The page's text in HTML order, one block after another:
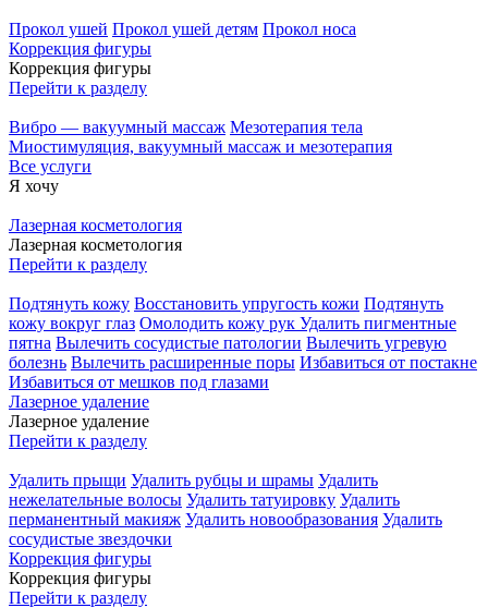
Прокол ушей Прокол ушей детям Прокол носа
Коррекция фигуры
Коррекция фигуры
Перейти к разделу
Вибро — вакуумный массаж Мезотерапия тела
Миостимуляция, вакуумный массаж и мезотерапия
Все услуги
Я хочу
Лазерная косметология
Лазерная косметология
Перейти к разделу
Подтянуть кожу Восстановить упругость кожи Подтянуть
кожу вокруг глаз Омолодить кожу рук Удалить пигментные
пятна Вылечить сосудистые патологии Вылечить угревую
болезнь Вылечить расширенные поры Избавиться от постакне
Избавиться от мешков под глазами
Лазерное удаление
Лазерное удаление
Перейти к разделу
Удалить прыщи Удалить рубцы и шрамы Удалить
нежелательные волосы Удалить татуировку Удалить
перманентный макияж Удалить новообразования Удалить
сосудистые звездочки
Коррекция фигуры
Коррекция фигуры
Перейти к разделу